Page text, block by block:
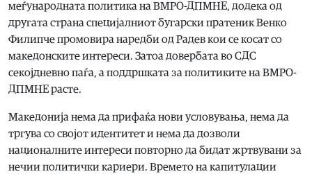
меѓународната политика на ВМРО-ДПМНЕ, додека од
другата страна специјалниот бугарски пратеник Венко
Филипче промовира наредби од Радев кои се косат со
македонските интереси. Затоа довербата во СДС
секојдневно паѓа, а поддршката за политиките на ВМРО-
ДПМНЕ расте.
Македонија нема да прифаќа нови условувања, нема да
тргува со својот идентитет и нема да дозволи
националните интереси повторно да бидат жртвувани за
нечии политички кариери. Времето на капитулации